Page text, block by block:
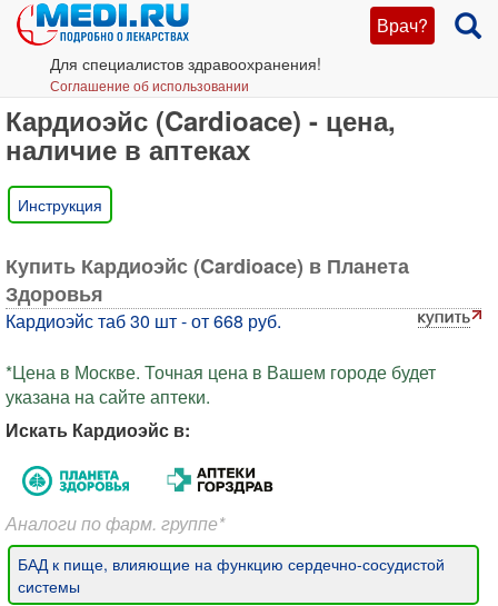
Врач?
Для специалистов здравоохранения!
Соглашение об использовании
Кардиоэйс (Cardioace) - цена,
наличие в аптеках
Инструкция
Купить Кардиоэйс (Cardioace) в Планета
Здоровья
Кардиоэйс таб 30 шт - от 668 руб.
*Цена в Москве. Точная цена в Вашем городе будет
указана на сайте аптеки.
Искать Кардиоэйс в:
Аналоги по фарм. группе*
БАД к пище, влияющие на функцию сердечно-сосудистой
системы